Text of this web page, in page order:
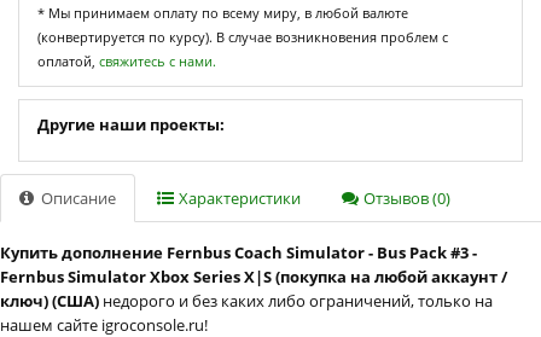
* Мы принимаем оплату по всему миру, в любой валюте
(конвертируется по курсу). В случае возникновения проблем с
оплатой, свяжитесь с нами.
Другие наши проекты:
Описание Характеристики Отзывов (0)
Купить дополнение Fernbus Coach Simulator - Bus Pack #3 -
Fernbus Simulator Xbox Series X|S (покупка на любой аккаунт /
ключ) (США) недорого и без каких либо ограничений, только на
нашем сайте igroconsole.ru!